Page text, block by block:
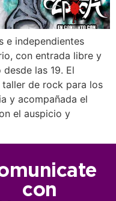
e independientes
con entrada libre y
las 19. El
de rock para los
y acompañada el
el auspicio y
con